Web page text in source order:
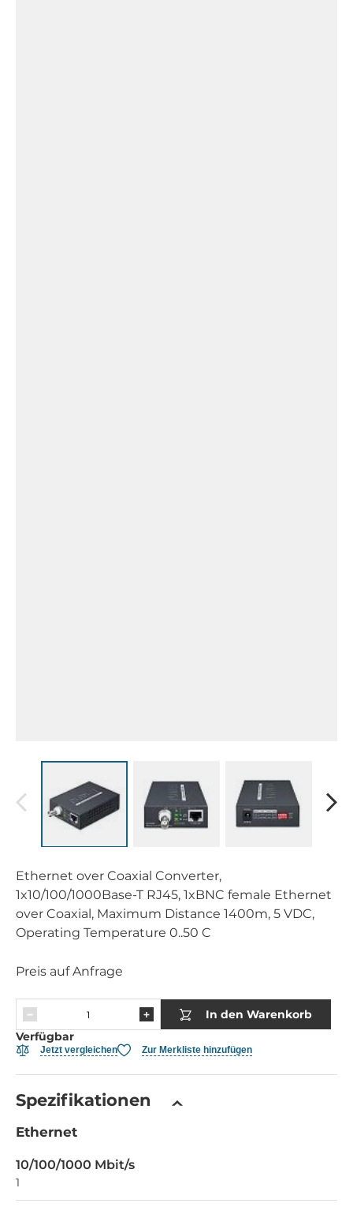
Ethernet over Coaxial Converter,
1x10/100/1000Base-T RJ45, 1xBNC female Ethernet
over Coaxial, Maximum Distance 1400m, 5 VDC,
Operating Temperature 0..50 C
Preis auf Anfrage
In den Warenkorb
Verfügbar
Jetzt vergleichen Zur Merkliste hinzufügen
Spezifikationen
Ethernet
10/100/1000 Mbit/s
1